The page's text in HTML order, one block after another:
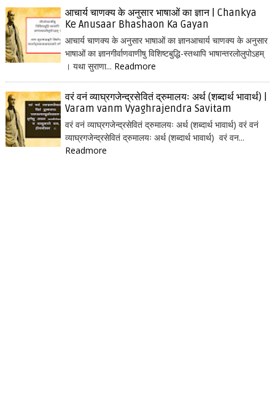
आचार्य चाणक्य के अनुसार भाषाओं का ज्ञान | Chankya
Ke Anusaar Bhashaon Ka Gayan
आचार्य चाणक्य के अनुसार भाषाओं का ज्ञानआचार्य चाणक्य के अनुसार
भाषाओं का ज्ञानगीर्वाणवाणीषु विशिष्टबुद्धि-स्तथापि भाषान्तरलोलुपोऽहम्
। यथा सुराणा... Readmore
वरं वनं व्याघ्रगजेन्द्रसेवितं द्रुमालयः अर्थ (शब्दार्थ भावार्थ) |
Varam vanm Vyaghrajendra Savitam
वरं वनं व्याघ्रगजेन्द्रसेवितं द्रुमालयः अर्थ (शब्दार्थ भावार्थ) वरं वनं
व्याघ्रगजेन्द्रसेवितं द्रुमालयः अर्थ (शब्दार्थ भावार्थ) वरं वन...
Readmore